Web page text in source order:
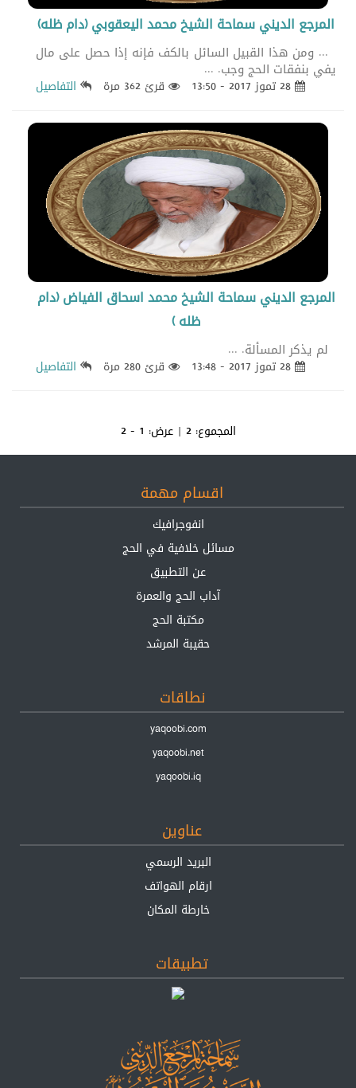
المرجع الديني سماحة الشيخ محمد اليعقوبي (دام ظله)
... ومن هذا القبيل السائل بالكف فإنه إذا حصل على مال
يفي بنفقات الحج وجب. ...
قرئ 362 مرة التفاصيل
المرجع الديني سماحة الشيخ محمد اسحاق الفياض (دام
ظله )
لم يذكر المسألة. ...
قرئ 280 مرة التفاصيل
المجموع:2 | عرض: 1 - 2
اقسام مهمة
انفوجرافيك
مسائل خلافية في الحج
عن التطبيق
آداب الحج والعمرة
مكتبة الحج
حقيبة المرشد
نطاقات
yaqoobi.com
yaqoobi.net
yaqoobi.iq
عناوين
البريد الرسمي
ارقام الهواتف
خارطة المكان
تطبيقات